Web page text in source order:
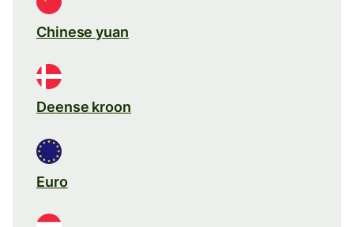
Chinese yuan
Deense kroon
Euro